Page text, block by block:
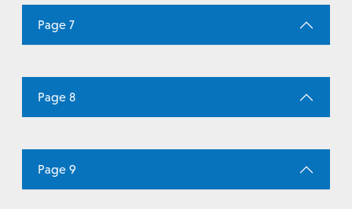
Page 7
Page 8
Page 9